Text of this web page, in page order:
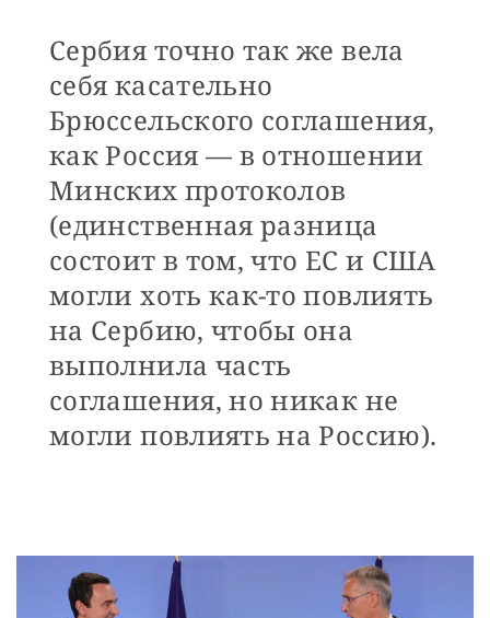
Сербия точно так же вела
себя касательно
Брюссельского соглашения,
как Россия — в отношении
Минских протоколов
(единственная разница
состоит в том, что ЕС и США
могли хоть как-то повлиять
на Сербию, чтобы она
выполнила часть
соглашения, но никак не
могли повлиять на Россию).